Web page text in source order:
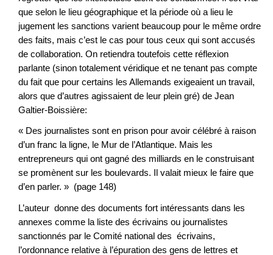
que selon le lieu géographique et la période où a lieu le
jugement les sanctions varient beaucoup pour le même ordre
des faits, mais c’est le cas pour tous ceux qui sont accusés
de collaboration. On retiendra toutefois cette réflexion
parlante (sinon totalement véridique et ne tenant pas compte
du fait que pour certains les Allemands exigeaient un travail,
alors que d’autres agissaient de leur plein gré) de Jean
Galtier-Boissière:
« Des journalistes sont en prison pour avoir célébré à raison
d’un franc la ligne, le Mur de l’Atlantique. Mais les
entrepreneurs qui ont gagné des milliards en le construisant
se promènent sur les boulevards. Il valait mieux le faire que
d’en parler. » (page 148)
L’auteur donne des documents fort intéressants dans les
annexes comme la liste des écrivains ou journalistes
sanctionnés par le Comité national des écrivains,
l’ordonnance relative à l’épuration des gens de lettres et